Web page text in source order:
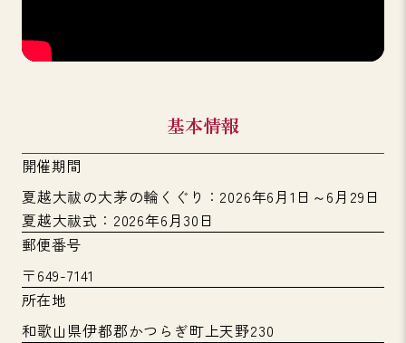
基本情報
開催期間
夏越大祓の大茅の輪くぐり：2026年6月1日～6月29日
夏越大祓式：2026年6月30日
郵便番号
〒649-7141
所在地
和歌山県伊都郡かつらぎ町上天野230